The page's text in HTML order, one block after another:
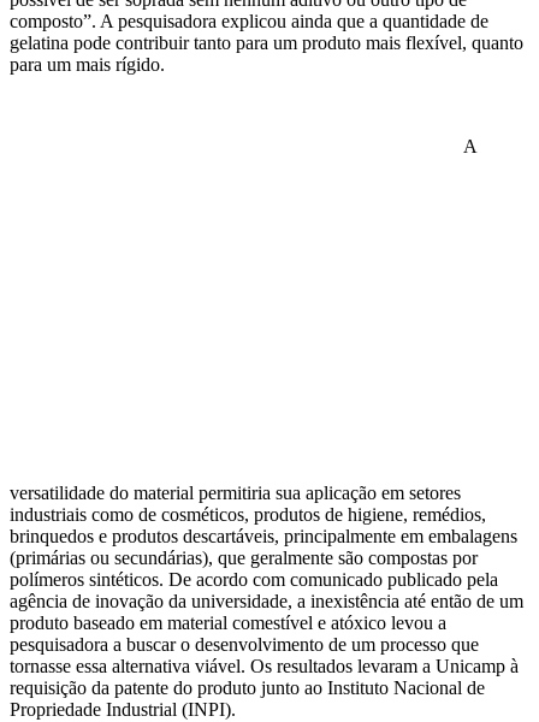
composto”. A pesquisadora explicou ainda que a quantidade de
gelatina pode contribuir tanto para um produto mais flexível, quanto
para um mais rígido.
A
versatilidade do material permitiria sua aplicação em setores
industriais como de cosméticos, produtos de higiene, remédios,
brinquedos e produtos descartáveis, principalmente em embalagens
(primárias ou secundárias), que geralmente são compostas por
polímeros sintéticos. De acordo com comunicado publicado pela
agência de inovação da universidade, a inexistência até então de um
produto baseado em material comestível e atóxico levou a
pesquisadora a buscar o desenvolvimento de um processo que
tornasse essa alternativa viável. Os resultados levaram a Unicamp à
requisição da patente do produto junto ao Instituto Nacional de
Propriedade Industrial (INPI).